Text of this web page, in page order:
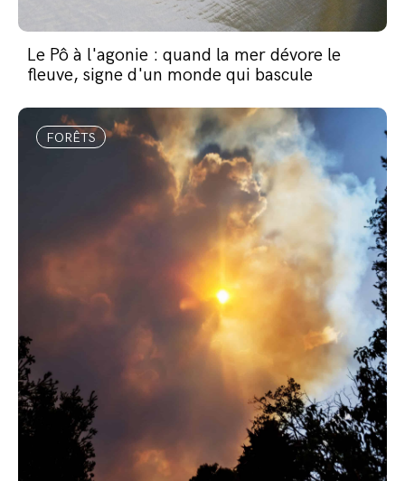
Le Pô à l'agonie : quand la mer dévore le
fleuve, signe d'un monde qui bascule
FORÊTS